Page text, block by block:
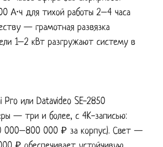
А·ч для тихой работы 2–4 часа
— грамотная развязка
1–2 кВт разгружают систему в
или Datavideo SE-2850
— три и более, с 4K-записью:
000–800 000 ₽ за корпус). Свет —